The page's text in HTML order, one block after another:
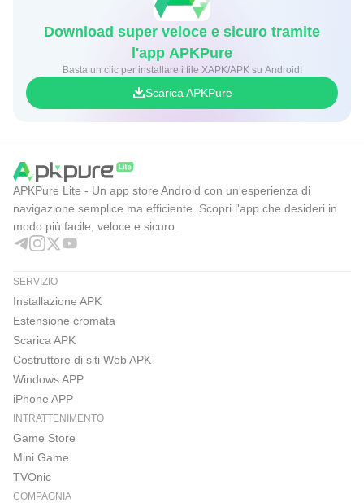
Download super veloce e sicuro tramite
l'app APKPure
Basta un clic per installare i file XAPK/APK su Android!
Scarica APKPure
APKPure Lite - Un app store Android con un'esperienza di
navigazione semplice ma efficiente. Scopri l'app che desideri in
modo più facile, veloce e sicuro.
SERVIZIO
Installazione APK
Estensione cromata
Scarica APK
Costruttore di siti Web APK
Windows APP
iPhone APP
INTRATTENIMENTO
Game Store
Mini Game
TVOnic
COMPAGNIA